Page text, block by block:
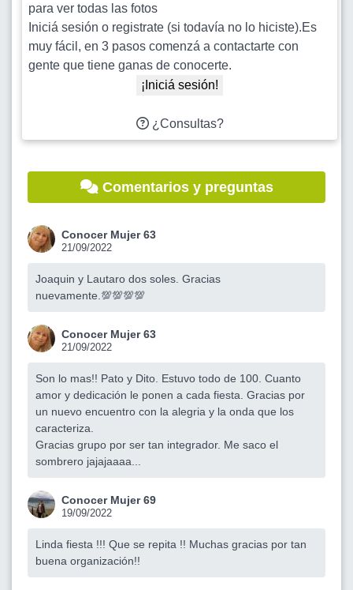
para ver todas las fotos
Iniciá sesión o registrate (si todavía no lo hiciste).Es
muy fácil, en 3 pasos comenzá a contactarte con
gente que tiene ganas de conocerte.
¡Iniciá sesión!
¿Consultas?
Comentarios y preguntas
Conocer Mujer 63
21/09/2022
Joaquin y Lautaro dos soles. Gracias
nuevamente.💯💯💯💯
Conocer Mujer 63
21/09/2022
Son lo mas!! Pato y Dito. Estuvo todo de 100. Cuanto
amor y dedicación le ponen a cada fiesta. Gracias por
un nuevo encuentro con la alegria y la onda que los
caracteriza.
Gracias grupo por ser tan integrador. Me saco el
sombrero jajajaaaa...
Conocer Mujer 69
19/09/2022
Linda fiesta !!! Que se repita !! Muchas gracias por tan
buena organización!!